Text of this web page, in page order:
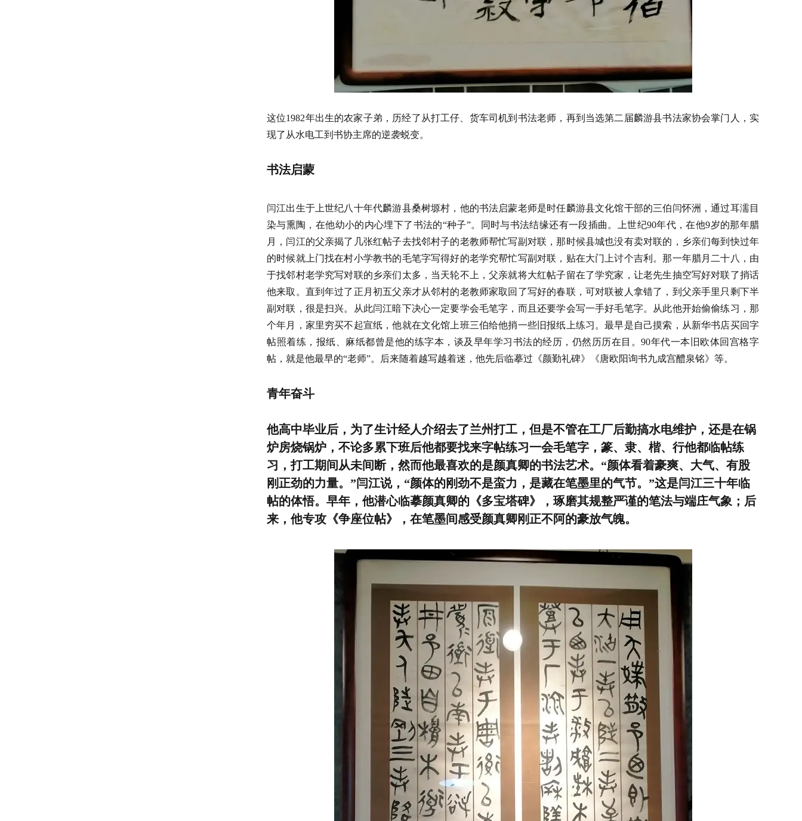
这位1982年出生的农家子弟，历经了从打工仔、货车司机到书法老师，再到当选第二届麟游县书法家协会掌门人，实
现了从水电工到书协主席的逆袭蜕变。
书法启蒙
闫江出生于上世纪八十年代麟游县桑树塬村，他的书法启蒙老师是时任麟游县文化馆干部的三伯闫怀洲，通过耳濡目
染与熏陶，在他幼小的内心埋下了书法的“种子”。同时与书法结缘还有一段插曲。上世纪90年代，在他9岁的那年腊
月，闫江的父亲揭了几张红帖子去找邻村子的老教师帮忙写副对联，那时候县城也没有卖对联的，乡亲们每到快过年
的时候就上门找在村小学教书的毛笔字写得好的老学究帮忙写副对联，贴在大门上讨个吉利。那一年腊月二十八，由
于找邻村老学究写对联的乡亲们太多，当天轮不上，父亲就将大红帖子留在了学究家，让老先生抽空写好对联了捎话
他来取。直到年过了正月初五父亲才从邻村的老教师家取回了写好的春联，可对联被人拿错了，到父亲手里只剩下半
副对联，很是扫兴。从此闫江暗下决心一定要学会毛笔字，而且还要学会写一手好毛笔字。从此他开始偷偷练习，那
个年月，家里穷买不起宣纸，他就在文化馆上班三伯给他捎一些旧报纸上练习。最早是自己摸索，从新华书店买回字
帖照着练，报纸、麻纸都曾是他的练字本，谈及早年学习书法的经历，仍然历历在目。90年代一本旧欧体回宫格字
帖，就是他最早的“老师”。后来随着越写越着迷，他先后临摹过《颜勤礼碑》《唐欧阳询书九成宫醴泉铭》等。
青年奋斗
他高中毕业后，为了生计经人介绍去了兰州打工，但是不管在工厂后勤搞水电维护，还是在锅
炉房烧锅炉，不论多累下班后他都要找来字帖练习一会毛笔字，篆、隶、楷、行他都临帖练
习，打工期间从未间断，然而他最喜欢的是颜真卿的书法艺术。“颜体看着豪爽、大气、有股
刚正劲的力量。”闫江说，“颜体的刚劲不是蛮力，是藏在笔墨里的气节。”这是闫江三十年临
帖的体悟。早年，他潜心临摹颜真卿的《多宝塔碑》，琢磨其规整严谨的笔法与端庄气象；后
来，他专攻《争座位帖》，在笔墨间感受颜真卿刚正不阿的豪放气魄。